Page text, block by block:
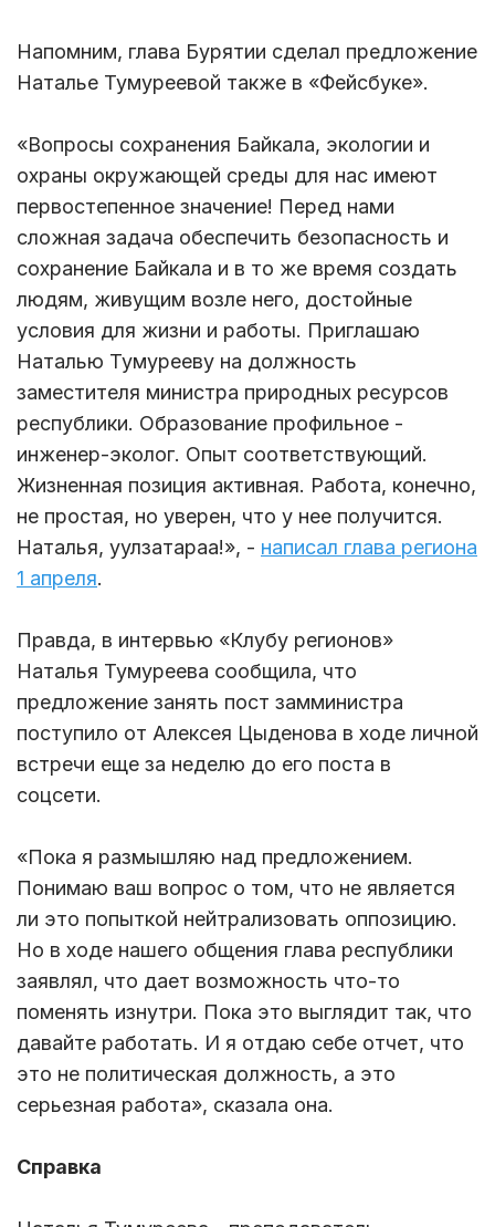
Напомним, глава Бурятии сделал предложение
Наталье Тумуреевой также в «Фейсбуке».
«Вопросы сохранения Байкала, экологии и
охраны окружающей среды для нас имеют
первостепенное значение! Перед нами
сложная задача обеспечить безопасность и
сохранение Байкала и в то же время создать
людям, живущим возле него, достойные
условия для жизни и работы. Приглашаю
Наталью Тумурееву на должность
заместителя министра природных ресурсов
республики. Образование профильное -
инженер-эколог. Опыт соответствующий.
Жизненная позиция активная. Работа, конечно,
не простая, но уверен, что у нее получится.
Наталья, уулзатараа!», - написал глава региона
1 апреля.
Правда, в интервью «Клубу регионов»
Наталья Тумуреева сообщила, что
предложение занять пост замминистра
поступило от Алексея Цыденова в ходе личной
встречи еще за неделю до его поста в
соцсети.
«Пока я размышляю над предложением.
Понимаю ваш вопрос о том, что не является
ли это попыткой нейтрализовать оппозицию.
Но в ходе нашего общения глава республики
заявлял, что дает возможность что-то
поменять изнутри. Пока это выглядит так, что
давайте работать. И я отдаю себе отчет, что
это не политическая должность, а это
серьезная работа», сказала она.
Справка